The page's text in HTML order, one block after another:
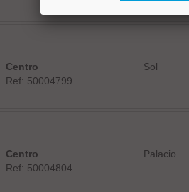
Centro
Ref: 50004799
Sol
Centro
Ref: 50004804
Palacio